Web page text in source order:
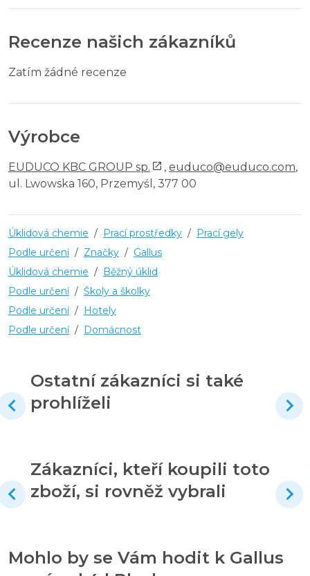
Recenze našich zákazníků
Zatím žádné recenze
Výrobce
EUDUCO KBC GROUP sp. , euduco@euduco.com,
ul. Lwowska 160, Przemyśl, 377 00
Úklidová chemie / Prací prostředky / Prací gely
Podle určení / Značky / Gallus
Úklidová chemie / Běžný úklid
Podle určení / Školy a školky
Podle určení / Hotely
Podle určení / Domácnost
Ostatní zákazníci si také
prohlíželi
Zákazníci, kteří koupili toto
zboží, si rovněž vybrali
Mohlo by se Vám hodit k Gallus